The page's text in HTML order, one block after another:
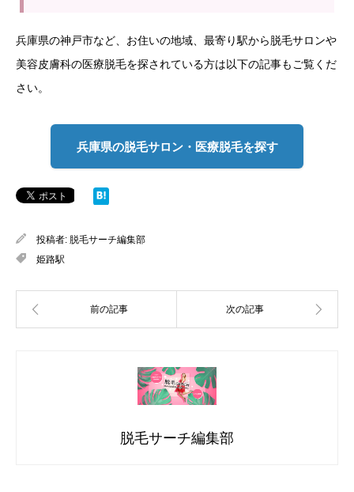
兵庫県の神戸市など、お住いの地域、最寄り駅から脱毛サロンや
美容皮膚科の医療脱毛を探されている方は以下の記事もご覧くだ
さい。
兵庫県の脱毛サロン・医療脱毛を探す
投稿者: 脱毛サーチ編集部
姫路駅
脱毛サーチ編集部